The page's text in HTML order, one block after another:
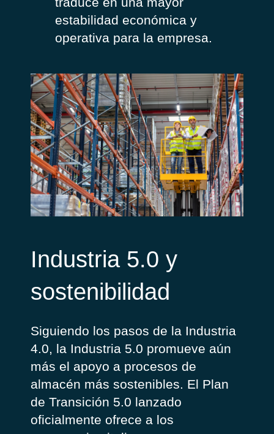
estabilidad económica y
operativa para la empresa.
Industria 5.0 y
sostenibilidad
Siguiendo los pasos de la Industria
4.0, la Industria 5.0 promueve aún
más el apoyo a procesos de
almacén más sostenibles. El Plan
de Transición 5.0 lanzado
oficialmente ofrece a los